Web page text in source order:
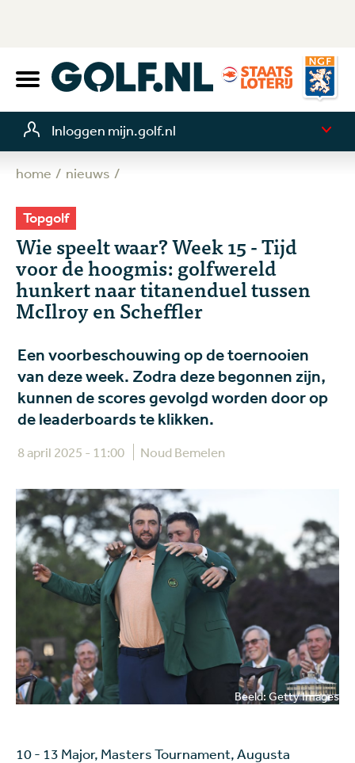
Inloggen mijn.golf.nl
home nieuws
Topgolf
Wie speelt waar? Week 15 - Tijd
voor de hoogmis: golfwereld
hunkert naar titanenduel tussen
McIlroy en Scheffler
Een voorbeschouwing op de toernooien
van deze week. Zodra deze begonnen zijn,
kunnen de scores gevolgd worden door op
de leaderboards te klikken.
8 april 2025 - 11:00 Noud Bemelen
Beeld: Getty Images
10 - 13 Major, Masters Tournament, Augusta